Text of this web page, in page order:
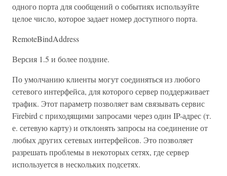
одного порта для сообщений о событиях используйте
целое число, которое задает номер доступного порта.
RemoteBindAddress
Версия 1.5 и более поздние.
По умолчанию клиенты могут соединяться из любого
сетевого интерфейса, для которого сервер поддерживает
трафик. Этот параметр позволяет вам связывать сервис
Firebird с приходящими запросами через один IP-адрес (т.
е. сетевую карту) и отклонять запросы на соединение от
любых других сетевых интерфейсов. Это позволяет
разрешать проблемы в некоторых сетях, где сервер
используется в нескольких подсетях.